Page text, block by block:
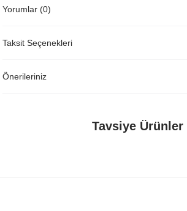
Yorumlar (0)
Taksit Seçenekleri
Önerileriniz
Tavsiye Ürünler